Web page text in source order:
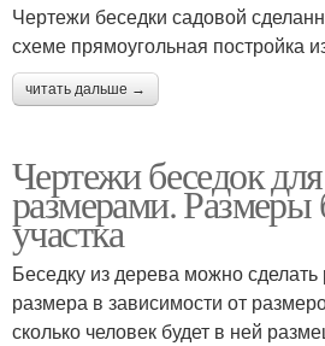
Чертежи беседки садовой
схеме прямоугольная постройка
читать дальше →
Чертежи беседок
размерами. Размеры
участка
Беседку из дерева можно
размера в зависимости от
сколько человек будет в ней